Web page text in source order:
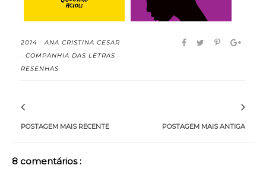
2014 ·ANA CRISTINA CESAR
· COMPANHIA DAS LETRAS ·
RESENHAS
POSTAGEM MAIS RECENTE POSTAGEM MAIS ANTIGA
8 comentários :